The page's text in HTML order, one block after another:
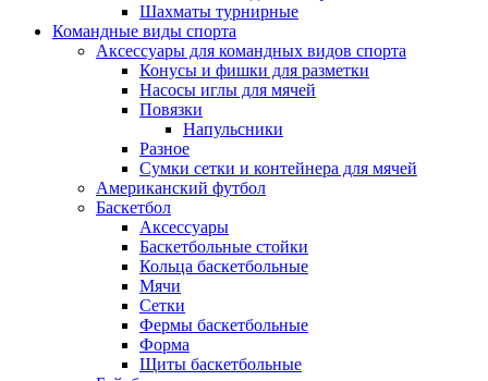
Шахматы турнирные
Командные виды спорта
Аксессуары для командных видов спорта
Конусы и фишки для разметки
Насосы иглы для мячей
Повязки
Напульсники
Разное
Сумки сетки и контейнера для мячей
Американский футбол
Баскетбол
Аксессуары
Баскетбольные стойки
Кольца баскетбольные
Мячи
Сетки
Фермы баскетбольные
Форма
Щиты баскетбольные